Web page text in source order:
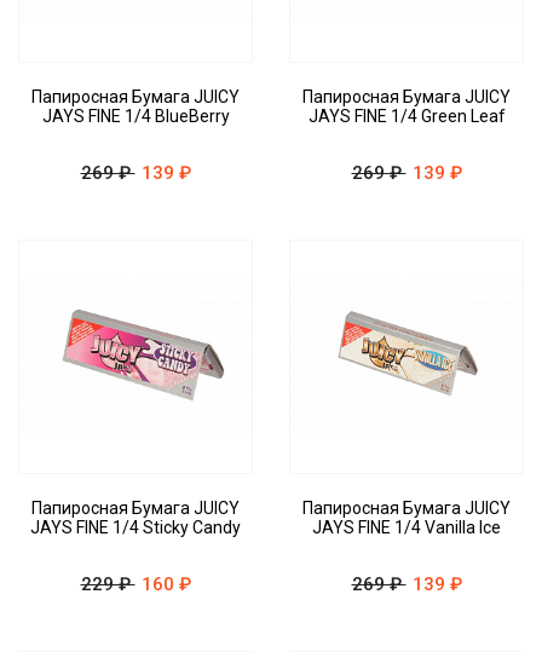
Папиросная Бумага JUICY
JAYS FINE 1/4 BlueBerry
269 ₽ 139 ₽
Папиросная Бумага JUICY
JAYS FINE 1/4 Green Leaf
269 ₽ 139 ₽
Папиросная Бумага JUICY
JAYS FINE 1/4 Sticky Candy
229 ₽ 160 ₽
Папиросная Бумага JUICY
JAYS FINE 1/4 Vanilla Ice
269 ₽ 139 ₽